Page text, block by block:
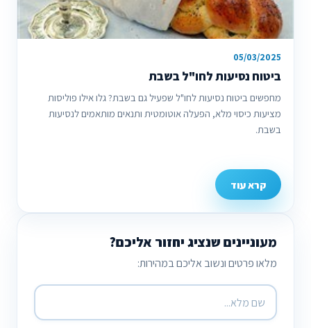
05/03/2025
ביטוח נסיעות לחו"ל בשבת
מחפשים ביטוח נסיעות לחו"ל שפעיל גם בשבת? גלו אילו פוליסות
מציעות כיסוי מלא, הפעלה אוטומטית ותנאים מותאמים לנסיעות
בשבת.
קרא עוד
מעוניינים שנציג יחזור אליכם?
מלאו פרטים ונשוב אליכם במהירות: